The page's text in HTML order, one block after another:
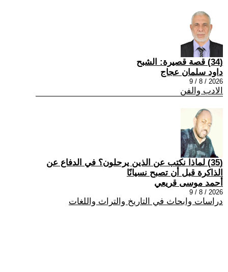
(34) قصة قصيرة: الشبح
داود سلمان عجاج
2026 / 8 / 9
الادب والفن
(35) لماذا نكتب عن الذين يرحلون؟ في الدفاع عن
الذاكرة قبل أن تصبح نسيانًا
أحمد موسى قريعي
2026 / 8 / 9
دراسات وابحاث في التاريخ والتراث واللغات